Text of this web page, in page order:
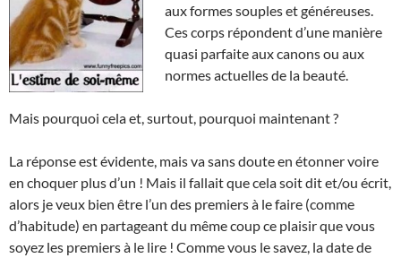
aux formes souples et généreuses.
Ces corps répondent d’une manière
quasi parfaite aux canons ou aux
normes actuelles de la beauté.
Mais pourquoi cela et, surtout, pourquoi maintenant ?
La réponse est évidente, mais va sans doute en étonner voire
en choquer plus d’un ! Mais il fallait que cela soit dit et/ou écrit,
alors je veux bien être l’un des premiers à le faire (comme
d’habitude) en partageant du même coup ce plaisir que vous
soyez les premiers à le lire ! Comme vous le savez, la date de